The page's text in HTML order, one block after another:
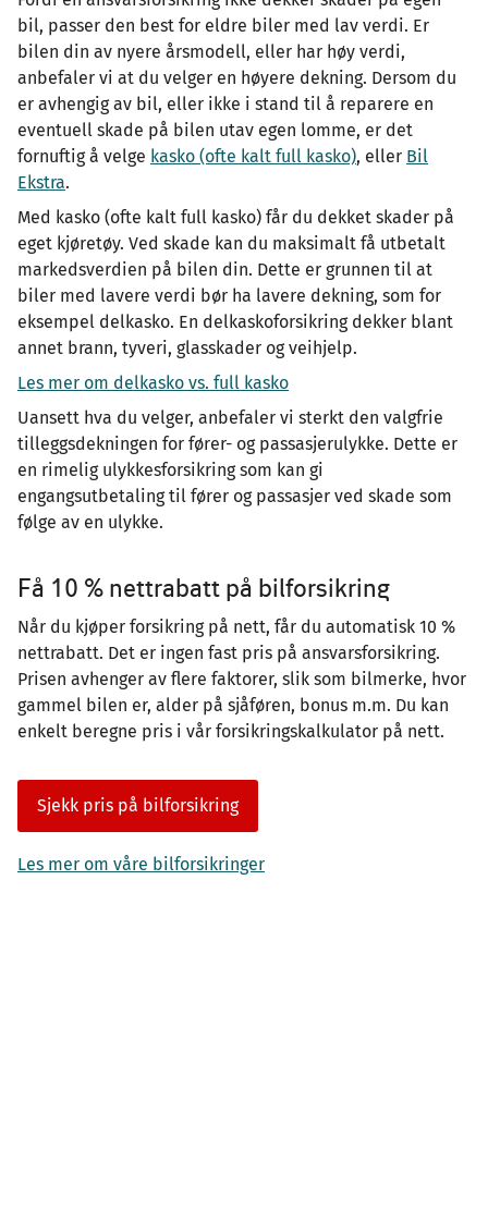
bil, passer den best for eldre biler med lav verdi. Er
bilen din av nyere årsmodell, eller har høy verdi,
anbefaler vi at du velger en høyere dekning. Dersom du
er avhengig av bil, eller ikke i stand til å reparere en
eventuell skade på bilen utav egen lomme, er det
fornuftig å velge kasko (ofte kalt full kasko), eller Bil
Ekstra.
Med kasko (ofte kalt full kasko) får du dekket skader på
eget kjøretøy. Ved skade kan du maksimalt få utbetalt
markedsverdien på bilen din. Dette er grunnen til at
biler med lavere verdi bør ha lavere dekning, som for
eksempel delkasko. En delkaskoforsikring dekker blant
annet brann, tyveri, glasskader og veihjelp.
Les mer om delkasko vs. full kasko
Uansett hva du velger, anbefaler vi sterkt den valgfrie
tilleggsdekningen for fører- og passasjerulykke. Dette er
en rimelig ulykkesforsikring som kan gi
engangsutbetaling til fører og passasjer ved skade som
følge av en ulykke.
Få 10 % nettrabatt på bilforsikring
Når du kjøper forsikring på nett, får du automatisk 10 %
nettrabatt. Det er ingen fast pris på ansvarsforsikring.
Prisen avhenger av flere faktorer, slik som bilmerke, hvor
gammel bilen er, alder på sjåføren, bonus m.m. Du kan
enkelt beregne pris i vår forsikringskalkulator på nett.
Sjekk pris på bilforsikring
Les mer om våre bilforsikringer